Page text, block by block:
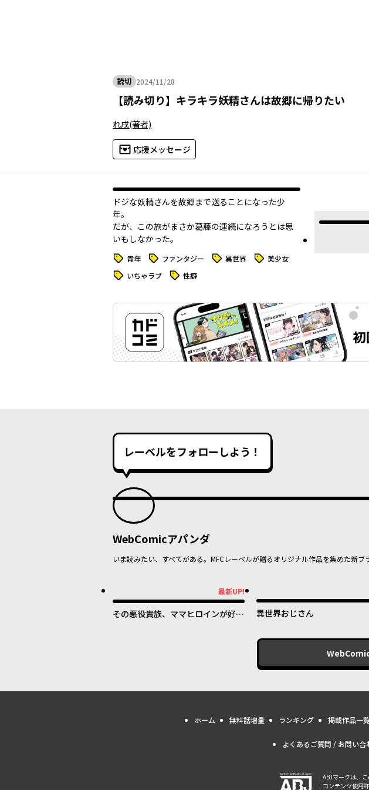
読切 2024/11/28
2024年11月28日
【読み切り】 キラキラ妖精さんは故郷に帰りたい
れ戌(著者)
応援メッセージ
ドジな妖精さんを故郷まで送ることになった少
年。
だが、この旅がまさか葛藤の連続になろうとは思
いもしなかった――。
タグ 青年 タグ ファンタジー タグ 異世界 タグ 美少女
タグ いちゃラブ タグ 性癖
レーベルをフォローしよう！
WebComicアパンダ
いま読みたい、すべてがある。MFCレーベルが贈るオリジナル作品を集めた新
最新UP!
その悪役貴族、ママヒロインが好き
異世界おじさん
ホーム 無料話増量 ランキング 掲載作品一
よくあるご質問 / お問い合
ABJマークは、
コンテンツ使用